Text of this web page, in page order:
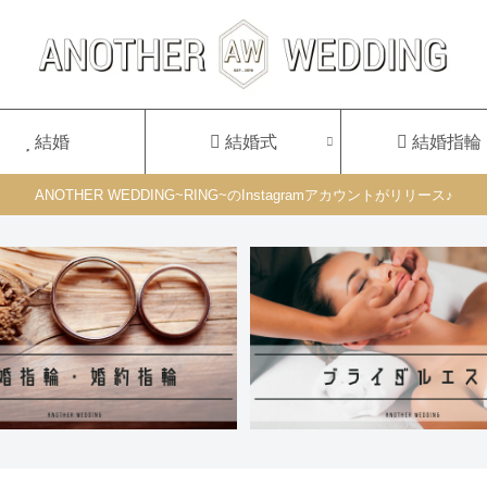
結婚 結婚式 結婚指輪
ANOTHER WEDDING~RING~のInstagramアカウントがリリース♪